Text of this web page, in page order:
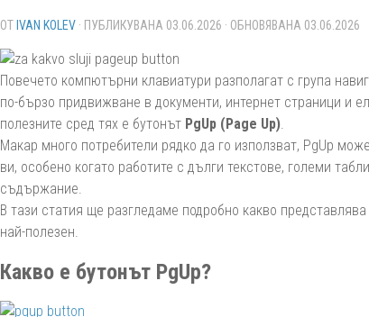
ОТ IVAN KOLEV · ПУБЛИКУВАНА 03.06.2026 · ОБНОВЯВАНА 03.06.2026
Повечето компютърни клавиатури разполагат с група
по-бързо придвижване в документи, интернет страници и
полезните сред тях е бутонът PgUp (Page Up).
Макар много потребители рядко да го използват, PgUp
ви, особено когато работите с дълги текстове, големи
съдържание.
В тази статия ще разгледаме подробно какво
най-полезен.
Какво е бутонът PgUp?